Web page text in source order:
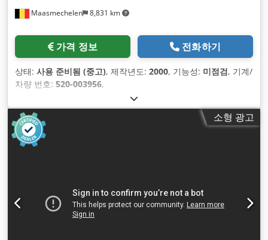
Maasmechelen 8,831 km
가격 정보 전화하기
상태: 사용 준비됨 (중고), 제작년도: 2000, 기능성: 미점검, 기계/
차량 번호: 520-003956,
소형 광고